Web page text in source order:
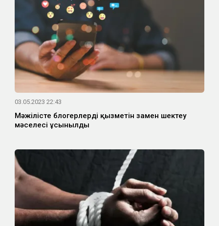
03.05.2023 22:43
Мәжілісте блогерлердің қызметін заңмен шектеу
мәселесі ұсынылды